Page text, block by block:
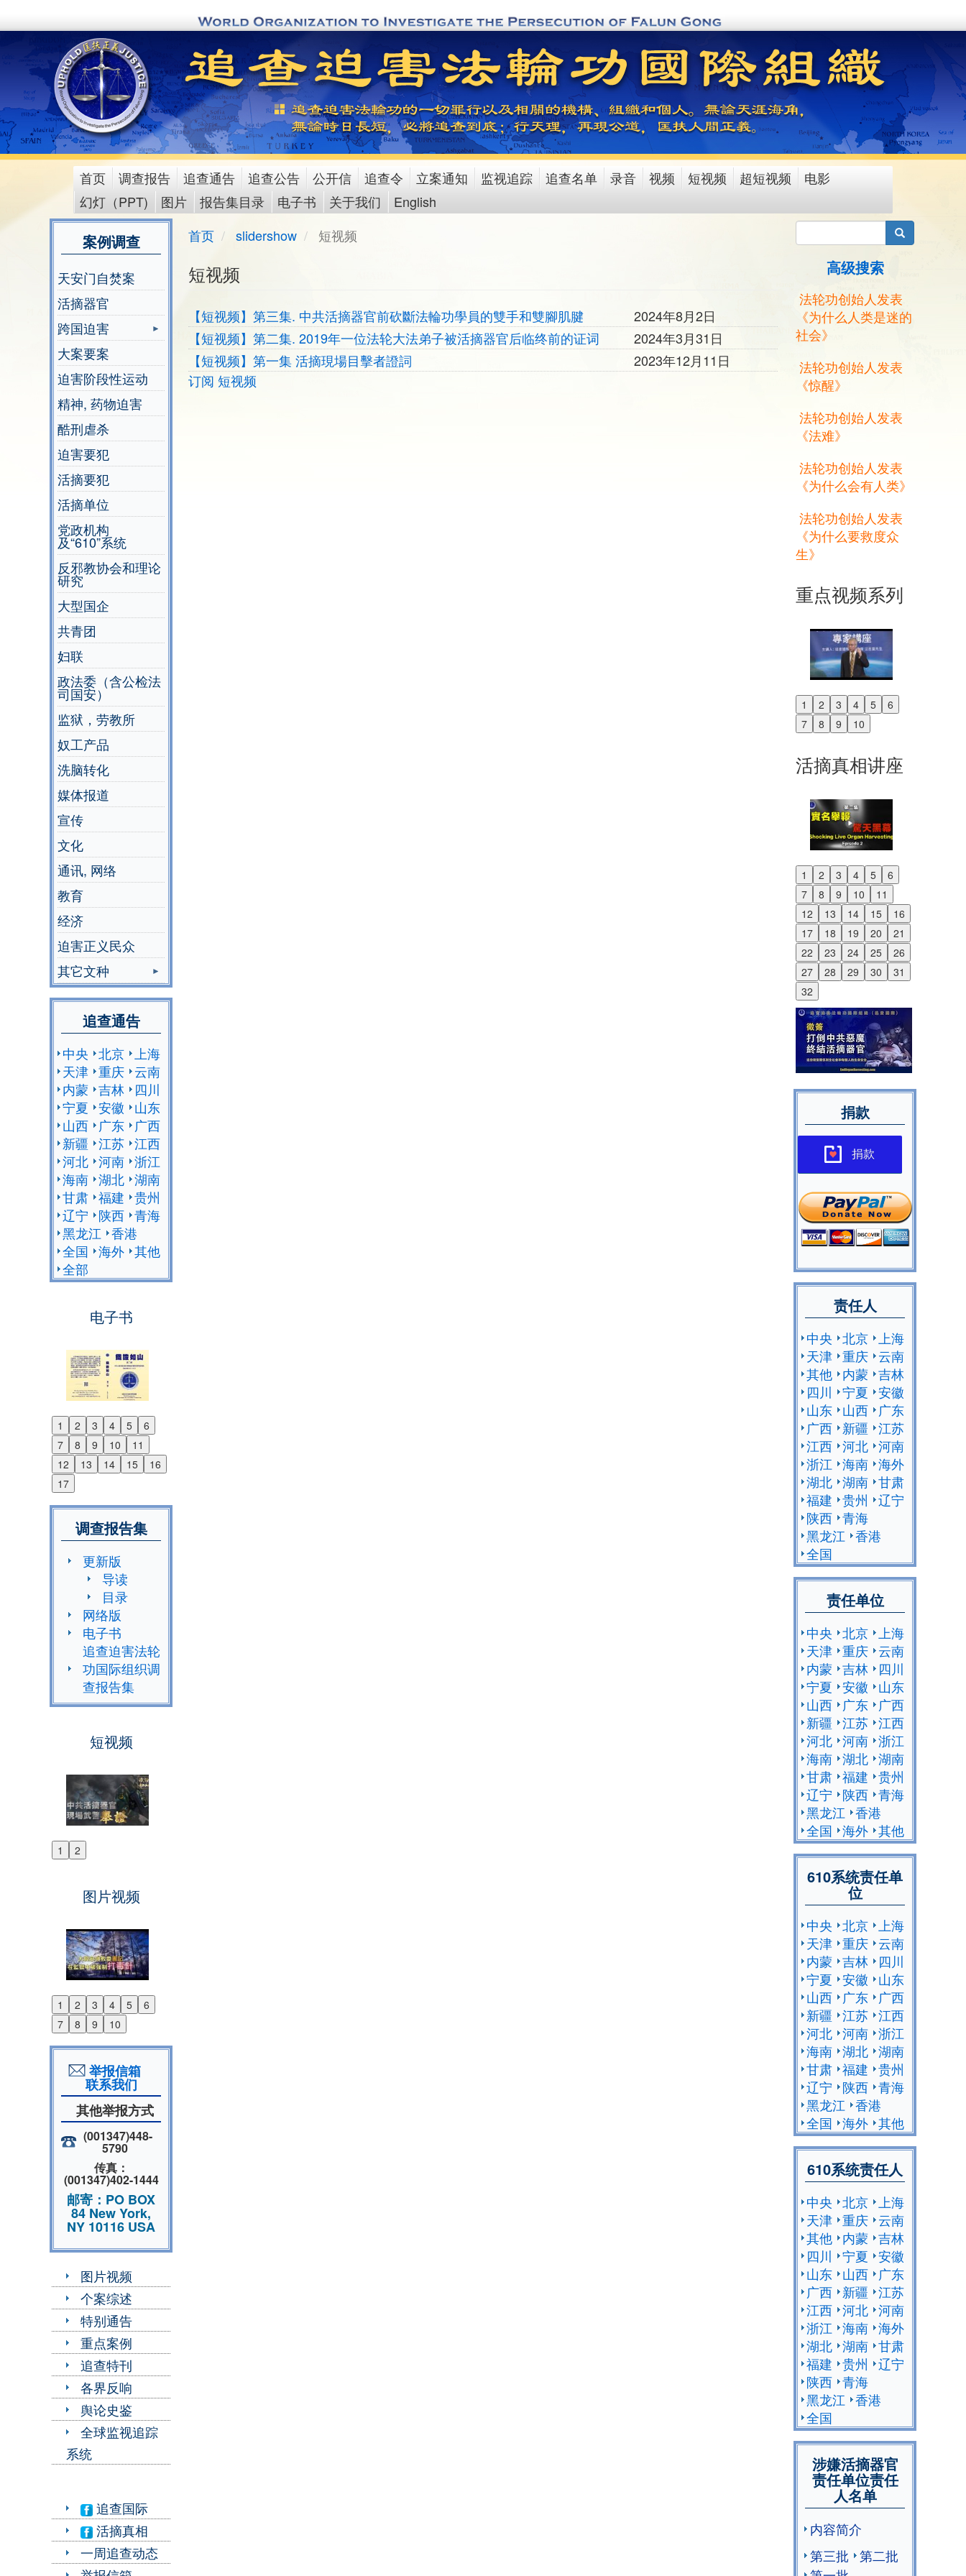
to
content
main
menu
首页 调查报告 追查通告 追查公告 公开信 追查令 立案通知 监视追踪 追查名单 录音 视频 短视频 超短视频
电影
幻灯（PPT)
图片 报告集目录 电子书 关于我们 English
案例调查
天安门自焚案
活摘器官
跨国迫害
大案要案
迫害阶段性运动
精神, 药物迫害
酷刑虐杀
迫害要犯
活摘要犯
活摘单位
党政机构
及“610”系统
反邪教协会和理论
研究
大型国企
共青团
妇联
政法委（含公检法
司国安）
监狱，劳教所
奴工产品
洗脑转化
媒体报道
宣传
文化
通讯, 网络
教育
经济
迫害正义民众
其它文种
追查通告
中央 北京 上海
天津 重庆 云南
内蒙 吉林
四川
宁夏 安徽
山东
山西
广东
广西
新疆 江苏 江西
河北 河南 浙江
海南 湖北 湖南
甘肃 福建 贵州
辽宁
陕西 青海
黑龙江 香港
全国 海外 其他
全部
电子书
1 2 3 4 5
6
7
8 9 10
11
12
13 14 15
16
17
Previous
Next
调查报告集
更新版
导读
目录
网络版
电子书
追查迫害法轮
功国际组织调
查报告集
短视频
1 2
Previous
图片视频
1 2 3 4 5
6
7
8 9 10
Previous
Next
举报信箱
联系我们
其他举报方式
(001347)448-
5790
传真：
(001347)402-1444
邮寄：PO BOX
84 New York,
NY 10116 USA
图片视频
个案综述
特别通告
重点案例
追查特刊
各界反响
舆论史鉴
全球监视追踪
系统
追查国际
活摘真相
一周追查动态
首页 slidershow 短视频
短视频
【短视频】第三集. 中共活摘器官前砍斷法輪功學員的雙手和雙腳肌腱
2024年8月2日
【短视频】第二集. 2019年一位法轮大法弟子被活摘器官后临终前的证词
2024年3月31日
【短视频】第一集 活摘現場目擊者證詞
2023年12月11日
订阅 短视频
搜索
高级搜索
法轮功创始人发表
《为什么人类是迷的
社会》
法轮功创始人发表
《惊醒》
法轮功创始人发表
《法难》
法轮功创始人发表
《为什么会有人类》
法轮功创始人发表
《为什么要救度众
生》
重点视频系列
1 2 3 4 5
6
7
8 9 10
Previous
Next
活摘真相讲座
1 2 3 4 5
6
7
8 9 10
11
12
13 14 15
16
17
18 19 20
21
22
23 24 25
26
27
28 29 30
31
32
Previous
Next
捐款
捐款
责任人
中央 北京
上海
天津 重庆 云南
其他 内蒙 吉林
四川
宁夏 安徽
山东 山西
广东
广西 新疆 江苏
江西 河北 河南
浙江 海南 海外
湖北 湖南 甘肃
福建 贵州
辽宁
陕西 青海
黑龙江 香港
全国
责任单位
中央 北京
上海
天津 重庆 云南
内蒙 吉林
四川
宁夏 安徽
山东
山西
广东
广西
新疆 江苏 江西
河北 河南 浙江
海南 湖北 湖南
甘肃 福建 贵州
辽宁
陕西 青海
黑龙江 香港
全国 海外 其他
610系统责任单
位
中央 北京
上海
天津 重庆 云南
内蒙 吉林
四川
宁夏 安徽
山东
山西
广东
广西
新疆 江苏 江西
河北 河南 浙江
海南 湖北 湖南
甘肃 福建 贵州
辽宁
陕西 青海
黑龙江 香港
全国 海外 其他
610系统责任人
中央 北京
上海
天津 重庆 云南
其他 内蒙 吉林
四川
宁夏 安徽
山东 山西
广东
广西 新疆 江苏
江西 河北 河南
浙江 海南 海外
湖北 湖南 甘肃
福建 贵州
辽宁
陕西 青海
黑龙江 香港
全国
涉嫌活摘器官
责任单位责任
人名单
内容简介
第三批
第二批